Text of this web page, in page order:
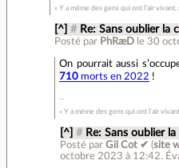
« Y a même des gens qui ont l’air
[^] # Re: Sans oublier la
Posté par PhRæD le 30
On pourrait aussi
710 morts en 2022 !
« Y a même des gens qui ont l’air
[^] # Re: Sans oublier
Posté par Gil Cot ✔ (site
octobre 2023 à 12:42.